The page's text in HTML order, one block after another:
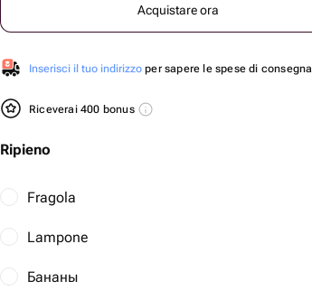
Acquistare ora
Inserisci il tuo indirizzo per sapere le spese di consegna
Riceverai 400 bonus
Ripieno
Fragola
Lampone
Бананы